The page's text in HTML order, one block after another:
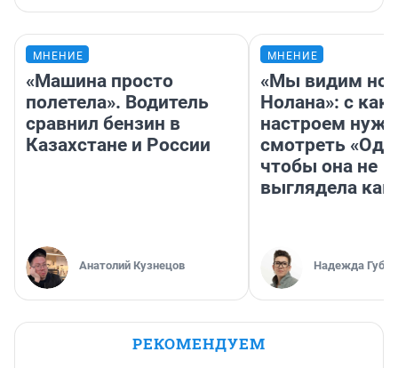
МНЕНИЕ
«Машина просто
полетела». Водитель
сравнил бензин в
Казахстане и России
Анатолий Кузнецов
МНЕНИЕ
«Мы видим
Нолана»: с
настроем
смотреть
чтобы она не
выглядела как
Надежда
РЕКОМЕНДУЕМ